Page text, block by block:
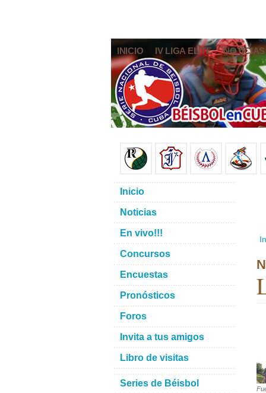
INICIO IV LIGA ELITE NOTICIAS
Inicio
Noticias
En vivo!!!
Concursos
Encuestas
Pronósticos
Foros
Invita a tus amigos
Libro de visitas
Series de Béisbol